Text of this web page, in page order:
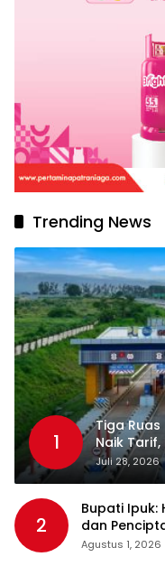
Trending News
1
Tiga
Naik Tarif,
Standar
Juli 28, 2026
2
Bupati Ipuk:
dan
Agustus 1, 2026